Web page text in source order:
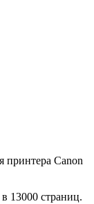
принтера Canon
13000 страниц.